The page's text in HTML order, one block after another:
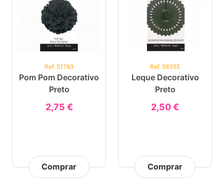
Ref. 51783
Pom Pom Decorativo
Preto
2,75 €
Comprar
Ref. 58355
Leque Decorativo
Preto
2,50 €
Comprar